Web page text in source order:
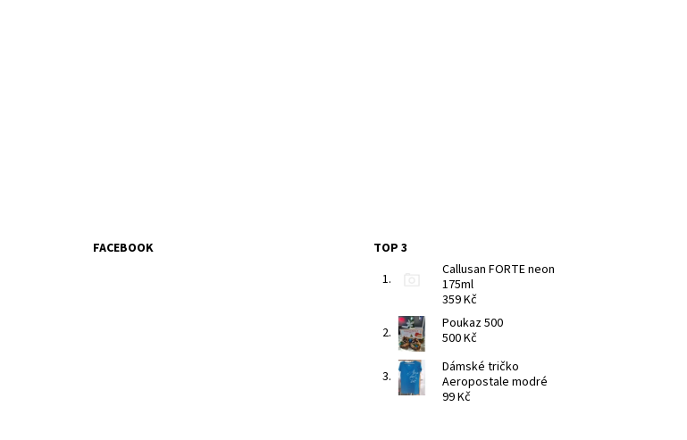
FACEBOOK
TOP 3
Callusan FORTE neon
175ml
359 Kč
Poukaz 500
500 Kč
Dámské tričko
Aeropostale modré
99 Kč